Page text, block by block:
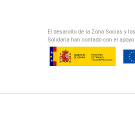
El desarollo de la Zona Socias y
Solidaria han contado con el